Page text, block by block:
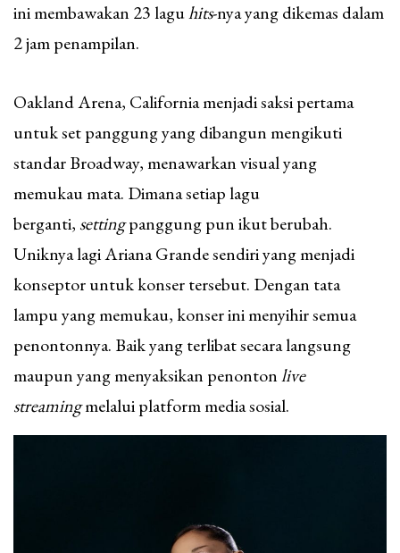
ini membawakan 23 laguhits-nya yang dikemas dalam
2 jam penampilan.
Oakland Arena, California menjadi saksi pertama
untuk set panggung yang dibangun mengikuti
standar Broadway, menawarkan visual yang
memukau mata. Dimana setiap lagu
berganti, settingpanggung pun ikut berubah.
Uniknya lagi Ariana Grande sendiri yang menjadi
konseptor untuk konser tersebut. Dengan tata
lampu yang memukau, konser ini menyihir semua
penontonnya. Baik yang terlibat secara langsung
maupun yang menyaksikan penontonlive
streamingmelalui platform media sosial.